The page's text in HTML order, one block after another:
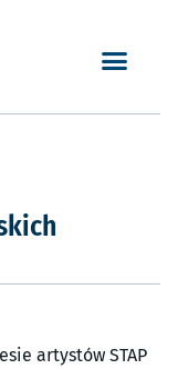
artystów STAP